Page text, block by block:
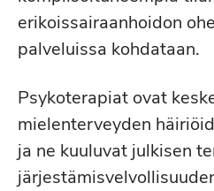
erikoissairaanhoidon
palveluissa kohdataan.
Psykoterapiat ovat
mielenterveyden
ja ne kuuluvat julkisen